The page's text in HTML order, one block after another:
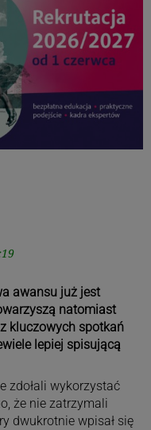
awansu już jest
natomiast
kluczowych spotkań
lepiej spisującą
zdołali wykorzystać
że nie zatrzymali
dwukrotnie wpisał się